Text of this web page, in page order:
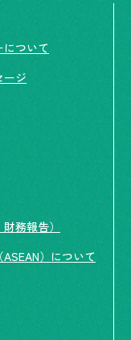
ついて
ージ
務報告）
）について